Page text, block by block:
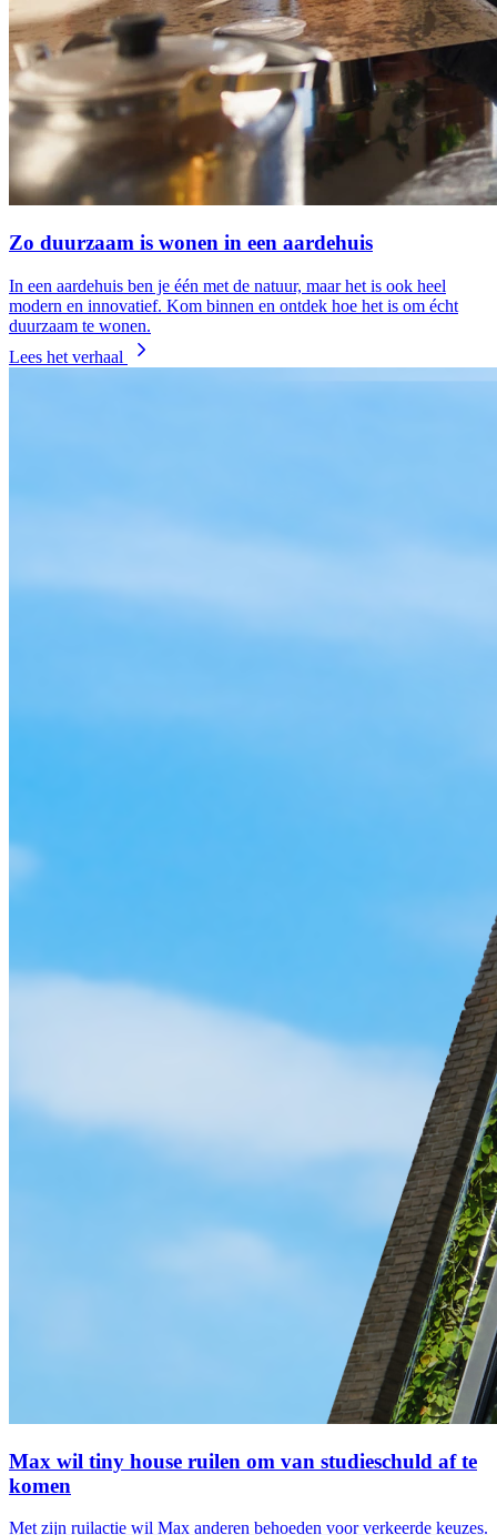
Zo duurzaam is wonen in een aardehuis
In een aardehuis ben je één met de natuur, maar het is ook heel
modern en innovatief. Kom binnen en ontdek hoe het is om écht
duurzaam te wonen.
Lees het verhaal
Max wil tiny house ruilen om van studieschuld af te
komen
Met zijn ruilactie wil Max anderen behoeden voor verkeerde keuzes.